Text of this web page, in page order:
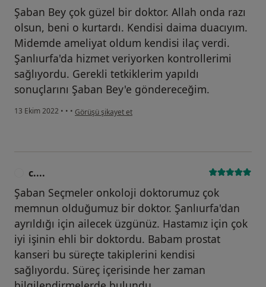
Şaban Bey çok güzel bir doktor. Allah onda razı
olsun, beni o kurtardı. Kendisi daima duacıyım.
Midemde ameliyat oldum kendisi ilaç verdi.
Şanlıurfa'da hizmet veriyorken kontrollerimi
sağlıyordu. Gerekli tetkiklerim yapıldı
sonuçlarını Şaban Bey'e göndereceğim.
13 Ekim 2022 • • • kullanıcının görüşüne göre y.....
Görüşü şikayet et
c....
Şaban Seçmeler onkoloji doktorumuz çok
memnun olduğumuz bir doktor. Şanlıurfa'dan
ayrıldığı için ailecek üzgünüz. Hastamız için çok
iyi işinin ehli bir doktordu. Babam prostat
kanseri bu süreçte takiplerini kendisi
sağlıyordu. Süreç içerisinde her zaman